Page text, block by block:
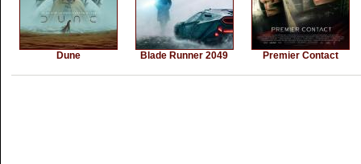
Dune Blade Runner 2049 Premier Contact